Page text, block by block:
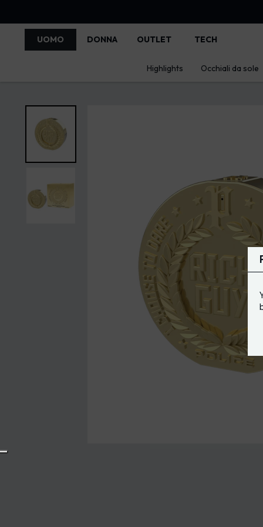
UOMO DONNA OUTLET TECH
Highlights Occhiali da sole